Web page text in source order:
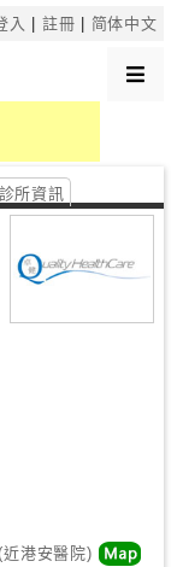
入 註冊 简体中文
×
診所資訊
港安醫院)